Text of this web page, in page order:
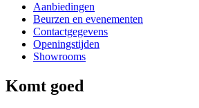
Aanbiedingen
Beurzen en evenementen
Contactgegevens
Openingstijden
Showrooms
Komt goed